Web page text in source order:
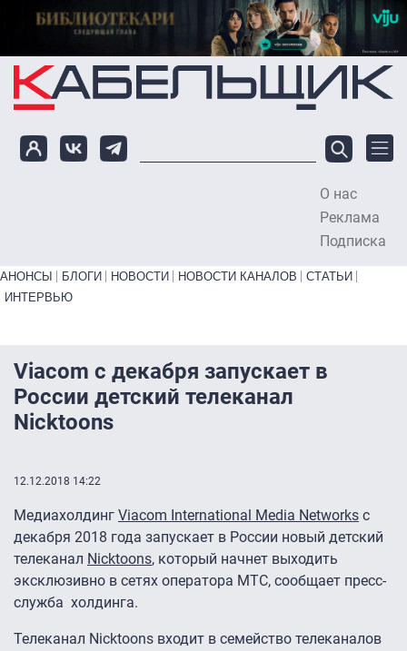
Перейти к основному содержанию
О нас
Реклама
Подписка
Primary links bottom
АНОНСЫ БЛОГИ НОВОСТИ НОВОСТИ КАНАЛОВ
СТАТЬИ
ИНТЕРВЬЮ
Viacom с декабря запускает в
России детский телеканал
Nicktoons
12.12.2018 14:22
Медиахолдинг Viacom International Media Networks с
декабря 2018 года запускает в России новый детский
телеканал Nicktoons, который начнет выходить
эксклюзивно в сетях оператора МТС, сообщает пресс-
служба холдинга.
Телеканал Nicktoons входит в семейство телеканалов